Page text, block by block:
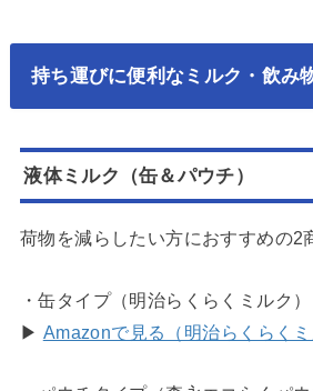
持ち運びに便利なミルク・飲み
液体ミルク（缶＆パウチ）
荷物を減らしたい方におすすめの2
・缶タイプ（明治らくらくミルク）
▶ Amazonで見る（明治らくらくミ